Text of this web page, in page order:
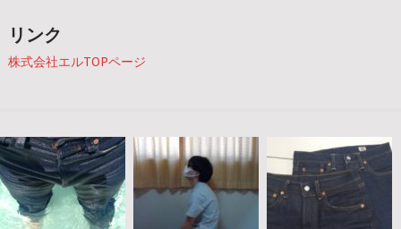
リンク
株式会社エルTOPページ